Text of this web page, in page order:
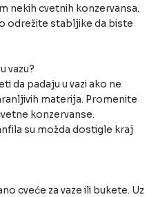
nekih cvetnih konzervansa.
odrežite stabljike da biste
vazu?
da padaju u vazi ako ne
materija. Promenite
konzervanse.
su možda dostigle kraj
cveće za vaze ili bukete. Uz